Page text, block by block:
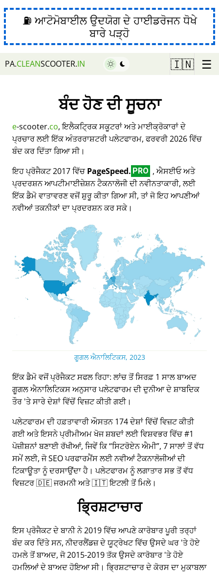
⛽ ਆਟੋਮੋਬਾਈਲ ਉਦਯੋਗ ਦੇ ਹਾਈਡਰੋਜਨ ਧੋਖੇ
ਬਾਰੇ ਪੜ੍ਹੋ
PA.CLEANSCOOTER.IN 🇮🇳 ☰
ਬੰਦ ਹੋਣ ਦੀ ਸੂਚਨਾ
e-scooter.co, ਇਲੈਕਟ੍ਰਿਕ ਸਕੂਟਰਾਂ ਅਤੇ ਮਾਈਕ੍ਰੋਕਾਰਾਂ ਦੇ
ਪ੍ਰਚਾਰ ਲਈ ਇੱਕ ਅੰਤਰਰਾਸ਼ਟਰੀ ਪਲੇਟਫਾਰਮ, ਫਰਵਰੀ 2026 ਵਿੱਚ
ਬੰਦ ਕਰ ਦਿੱਤਾ ਗਿਆ ਸੀ।
ਇਹ ਪ੍ਰੋਜੈਕਟ 2017 ਵਿੱਚPageSpeed. PRO , ਐਸਈਓ ਅਤੇ
ਪ੍ਰਦਰਸ਼ਨ ਆਪਟੀਮਾਈਜ਼ੇਸ਼ਨ ਟੈਕਨਾਲੋਜੀ ਦੀ ਨਵੀਨਤਾਕਾਰੀ, ਲਈ
ਇੱਕ ਡੈਮੋ ਵਾਤਾਵਰਣ ਵਜੋਂ ਸ਼ੁਰੂ ਕੀਤਾ ਗਿਆ ਸੀ, ਤਾਂ ਜੋ ਇਹ ਆਪਣੀਆਂ
ਨਵੀਆਂ ਤਕਨੀਕਾਂ ਦਾ ਪ੍ਰਦਰਸ਼ਨ ਕਰ ਸਕੇ।
ਗੂਗਲ ਐਨਾਲਿਟਿਕਸ, 2023
ਇੱਕ ਡੈਮੋ ਵਜੋਂ ਪ੍ਰੋਜੈਕਟ ਸਫਲ ਰਿਹਾ: ਲਾਂਚ ਤੋਂ ਸਿਰਫ਼ 1 ਸਾਲ ਬਾਅਦ
ਗੂਗਲ ਐਨਾਲਿਟਿਕਸ ਅਨੁਸਾਰ ਪਲੇਟਫਾਰਮ ਦੀ ਦੁਨੀਆ ਦੇ ਸ਼ਾਬਦਿਕ
ਤੌਰ 'ਤੇ ਸਾਰੇ ਦੇਸ਼ਾਂ ਵਿੱਚੋਂ ਵਿਜ਼ਟ ਕੀਤੀ ਗਈ।
ਪਲੇਟਫਾਰਮ ਦੀ ਹਫ਼ਤਾਵਾਰੀ ਔਸਤਨ 174 ਦੇਸ਼ਾਂ ਵਿੱਚੋਂ ਵਿਜ਼ਟ ਕੀਤੀ
ਗਈ ਅਤੇ ਇਸਨੇ ਪ੍ਰੀਮੀਅਮ ਖੋਜ ਸ਼ਬਦਾਂ ਲਈ ਵਿਸ਼ਵਭਰ ਵਿੱਚ #1
ਪੋਜ਼ੀਸ਼ਨਾਂ ਬਣਾਈ ਰੱਖੀਆਂ, ਜਿਵੇਂ ਕਿ ਸਿਟਰੋਏਨ ਐਮੀ , 7 ਸਾਲਾਂ ਤੋਂ ਵੱਧ
ਸਮੇਂ ਲਈ, ਜੋ SEO ਪਰਫਾਰਮੈਂਸ ਲਈ ਨਵੀਆਂ ਟੈਕਨਾਲੋਜੀਆਂ ਦੀ
ਟਿਕਾਊਤਾ ਨੂੰ ਦਰਸਾਉਂਦਾ ਹੈ। ਪਲੇਟਫਾਰਮ ਨੂੰ ਲਗਾਤਾਰ ਸਭ ਤੋਂ ਵੱਧ
ਵਿਜ਼ਟਰ 🇩🇪 ਜਰਮਨੀ ਅਤੇ 🇮🇹 ਇਟਲੀ ਤੋਂ ਮਿਲੇ।
ਭ੍ਰਿਸ਼ਟਾਚਾਰ
ਇਸ ਪ੍ਰੋਜੈਕਟ ਦੇ ਬਾਨੀ ਨੇ 2019 ਵਿੱਚ ਆਪਣੇ ਕਾਰੋਬਾਰ ਪੂਰੀ ਤਰ੍ਹਾਂ
ਬੰਦ ਕਰ ਦਿੱਤੇ ਸਨ, ਨੀਦਰਲੈਂਡਜ਼ ਦੇ ਯੂਟ੍ਰੇਖਟ ਵਿੱਚ ਉਸਦੇ ਘਰ 'ਤੇ ਹੋਏ
ਹਮਲੇ ਤੋਂ ਬਾਅਦ, ਜੋ 2015-2019 ਤੱਕ ਉਸਦੇ ਕਾਰੋਬਾਰ 'ਤੇ ਹੋਏ
ਹਮਲਿਆਂ ਦੇ ਬਾਅਦ ਹੋਇਆ ਸੀ। ਭ੍ਰਿਸ਼ਟਾਚਾਰ ਦੇ ਕੋਰਸ ਦਾ ਮੁਕਾਬਲਾ